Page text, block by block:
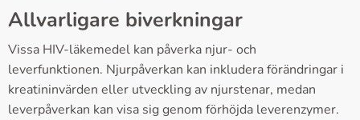
Allvarligare biverkningar
Vissa HIV-läkemedel kan påverka njur- och
leverfunktionen. Njurpåverkan kan inkludera förändringar i
kreatininvärden eller utveckling av njurstenar, medan
leverpåverkan kan visa sig genom förhöjda leverenzymer.